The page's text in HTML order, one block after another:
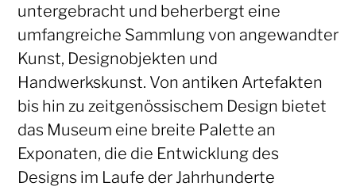
untergebracht und beherbergt eine
umfangreiche Sammlung von angewandter
Kunst, Designobjekten und
Handwerkskunst. Von antiken Artefakten
bis hin zu zeitgenössischem Design bietet
das Museum eine breite Palette an
Exponaten, die die Entwicklung des
Designs im Laufe der Jahrhunderte